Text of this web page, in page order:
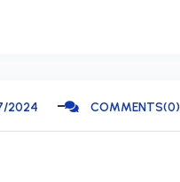
2024 COMMENTS(0)